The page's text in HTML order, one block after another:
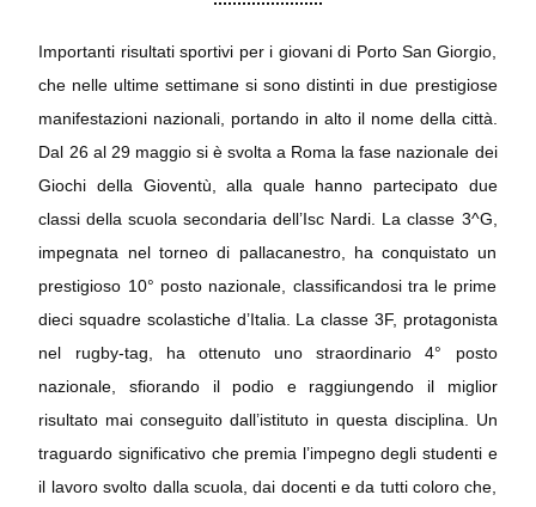
Importanti risultati sportivi per i giovani di Porto San Giorgio,
che nelle ultime settimane si sono distinti in due prestigiose
manifestazioni nazionali, portando in alto il nome della città.
Dal 26 al 29 maggio si è svolta a Roma la fase nazionale dei
Giochi della Gioventù, alla quale hanno partecipato due
classi della scuola secondaria dell’Isc Nardi. La classe 3^G,
impegnata nel torneo di pallacanestro, ha conquistato un
prestigioso 10° posto nazionale, classificandosi tra le prime
dieci squadre scolastiche d’Italia. La classe 3F, protagonista
nel rugby-tag, ha ottenuto uno straordinario 4° posto
nazionale, sfiorando il podio e raggiungendo il miglior
risultato mai conseguito dall’istituto in questa disciplina. Un
traguardo significativo che premia l’impegno degli studenti e
il lavoro svolto dalla scuola, dai docenti e da tutti coloro che,